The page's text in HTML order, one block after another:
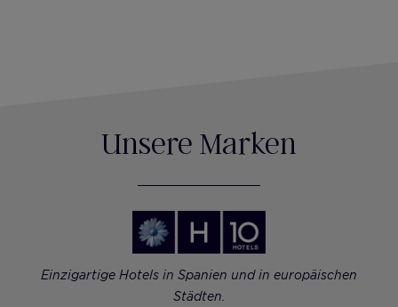
Unsere Marken
Einzigartige Hotels in Spanien und in europäischen
Städten.